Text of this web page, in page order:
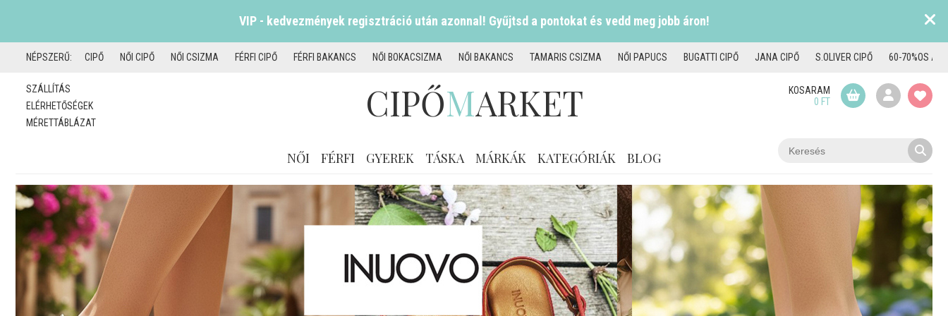
VIP - kedvezmények regisztráció után azonnal! Gyűjtsd a pontokat és vedd meg jobb áron!
NÉPSZERŰ: CIPŐ NŐI CIPŐ NŐI CSIZMA FÉRFI CIPŐ FÉRFI BAKANCS NŐI BOKACSIZMA NŐI BAKANCS TAMARIS CSIZMA NŐI PAPUCS BUGATTI CIPŐ JANA CIPŐ S.OLIVER CIPŐ 60-70%OS
SZÁLLÍTÁS
ELÉRHETŐSÉGEK
MÉRETTÁBLÁZAT
NŐI FÉRFI GYEREK TÁSKA MÁRKÁK KATEGÓRIÁK BLOG
KOSARAM
0 FT
CIPŐMARKET